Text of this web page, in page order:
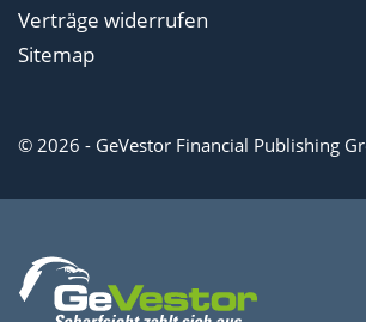
Verträge widerrufen
Sitemap
© 2026 - GeVestor Financial Publishing